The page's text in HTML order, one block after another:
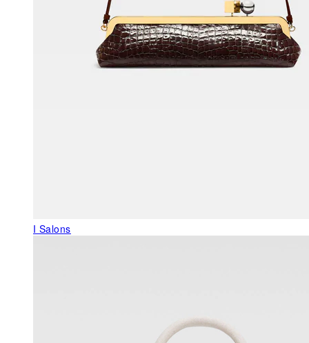
I Salons